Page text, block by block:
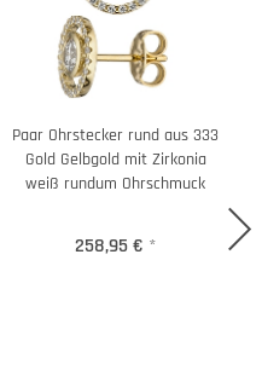
Paar Ohrstecker rund aus 333
Gold Gelbgold mit Zirkonia
weiß rundum Ohrschmuck
258,95 € *